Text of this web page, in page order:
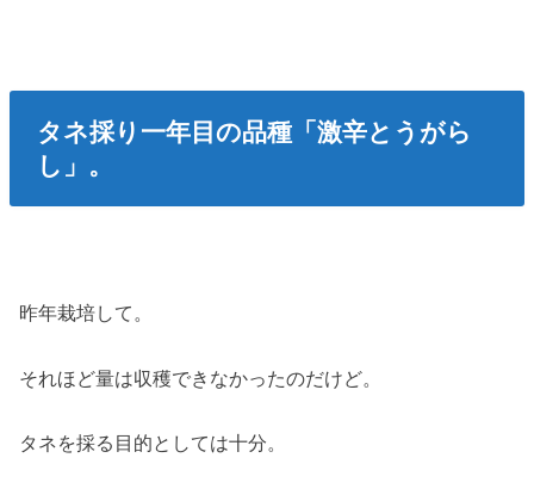
タネ採り一年目の品種「激辛とうがら
し」。
昨年栽培して。
それほど量は収穫できなかったのだけど。
タネを採る目的としては十分。